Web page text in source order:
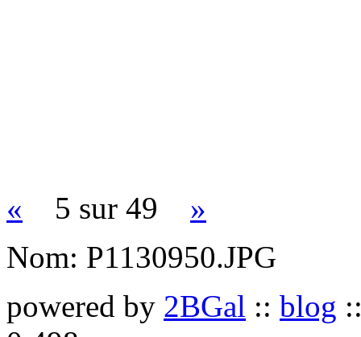
« 5 sur 49 »
Nom: P1130950.JPG
powered by 2BGal :: blog